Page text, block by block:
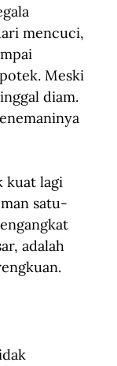
mencuci,
Meski
diam.
kuat lagi
satu-
adalah